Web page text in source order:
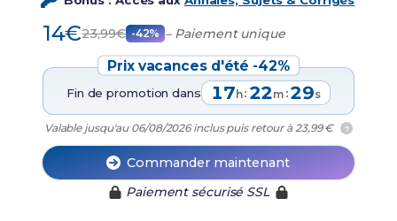
14€23,99€ -42% – Paiement unique
Prix vacances d'été -42%
Fin de promotion dans 17 h: 22m :28s
Valable jusqu'au 06/08/2026 inclus puis retour à 23,99 € ?
Commander maintenant
Paiement sécurisé SSL